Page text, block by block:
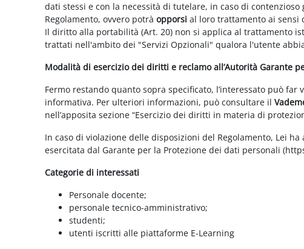
dati stessi e con la necessità di tutelare, in caso di
Regolamento, ovvero potràopporsi al loro trattamento ai sensi
Il diritto alla portabilità (Art. 20) non si applica al trattamento
trattati nell'ambito dei "Servizi Opzionali" qualora l'utente
Modalità di esercizio dei diritti e reclamo all’Autorità Garante
Fermo restando quanto sopra specificato, l’interessato può
informativa. Per ulteriori informazioni, può consultare il
nell’apposita sezione “Esercizio dei diritti in materia di
In caso di violazione delle disposizioni del Regolamento, Lei
esercitata dal Garante per la Protezione dei dati personali
Categorie di interessati
Personale docente;
personale tecnico-amministrativo;
studenti;
utenti iscritti alle piattaforme E-Learning